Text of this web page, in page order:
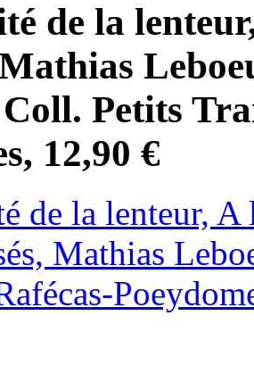
de la
Petits
12,90 €